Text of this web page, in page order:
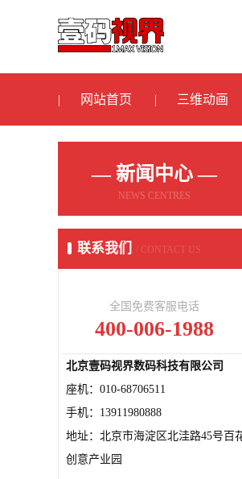
网站首页 三维动画
— 新闻中心 —
NEWS CENTRES
联系我们 / CONTACT US
全国免费客服电话
400-006-1988
北京壹码视界数码科技有限公司
座机：010-68706511
手机：13911980888
地址：北京市海淀区北洼路45号百
创意产业园